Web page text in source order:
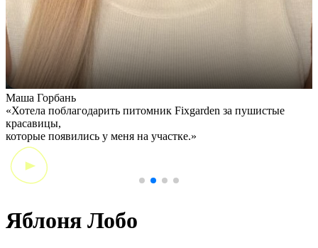
Маша Горбань
«Хотела поблагодарить питомник Fixgarden за пушистые
красавицы,
которые появились у меня на участке.»
Яблоня Лобо